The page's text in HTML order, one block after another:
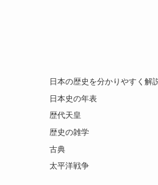
日本の歴史を分かりやすく解
日本史の年表
歴代天皇
歴史の雑学
古典
太平洋戦争